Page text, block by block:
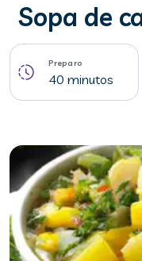
Sopa de
Preparo
40 minutos